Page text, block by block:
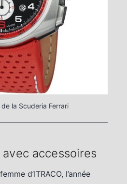
la Scuderia Ferrari
avec accessoires
d’ITRACO, l’année